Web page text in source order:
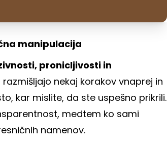
manipulacija
pronicljivosti in
nekaj korakov vnaprej in
kar mislite, da ste uspešno prikrili.
medtem ko sami
namenov.